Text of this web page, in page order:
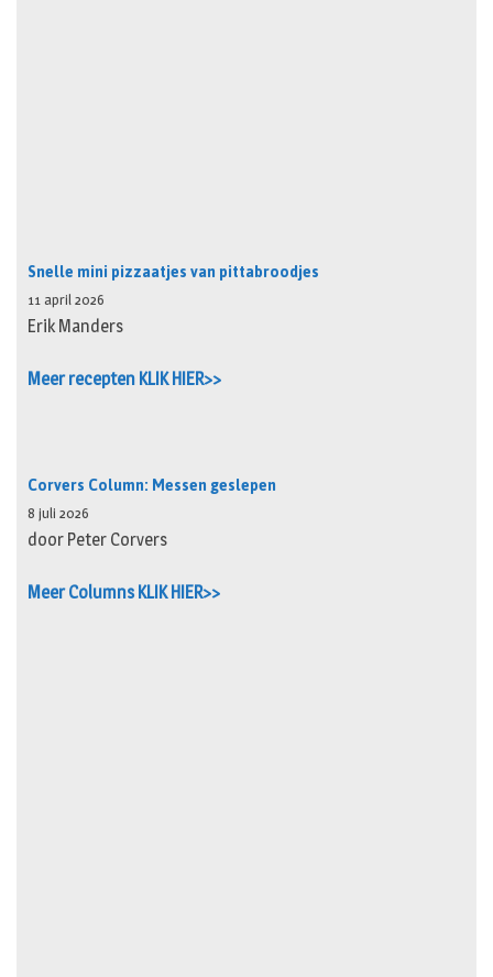
Snelle mini pizzaatjes van pittabroodjes
11 april 2026
Erik Manders
Meer recepten KLIK HIER>>
Corvers Column: Messen geslepen
8 juli 2026
door Peter Corvers
Meer Columns KLIK HIER>>